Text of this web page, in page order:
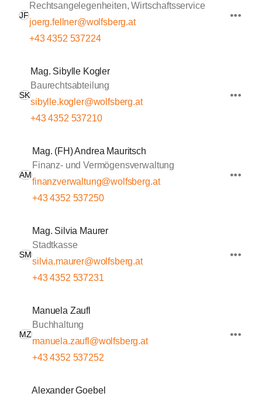
JF
Rechtsangelegenheiten, Wirtschaftsservice
joerg.fellner@wolfsberg.at
+43 4352 537224
SK
Mag. Sibylle Kogler
Baurechtsabteilung
sibylle.kogler@wolfsberg.at
+43 4352 537210
AM
Mag. (FH) Andrea Mauritsch
Finanz- und Vermögensverwaltung
finanzverwaltung@wolfsberg.at
+43 4352 537250
SM
Mag. Silvia Maurer
Stadtkasse
silvia.maurer@wolfsberg.at
+43 4352 537231
MZ
Manuela Zaufl
Buchhaltung
manuela.zaufl@wolfsberg.at
+43 4352 537252
Alexander Goebel